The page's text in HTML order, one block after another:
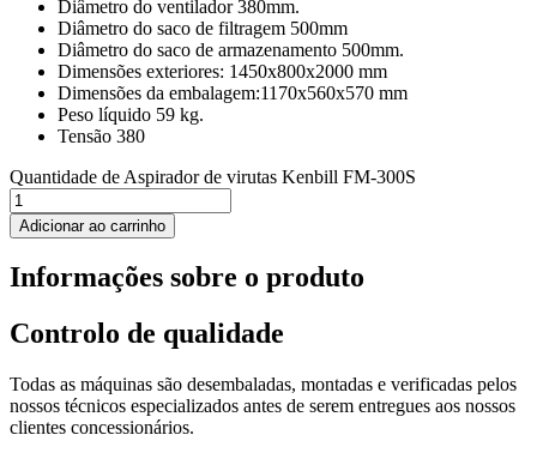
Diâmetro do ventilador 380mm.
Diâmetro do saco de filtragem 500mm
Diâmetro do saco de armazenamento 500mm.
Dimensões exteriores: 1450x800x2000 mm
Dimensões da embalagem:1170x560x570 mm
Peso líquido 59 kg.
Tensão 380
Quantidade de Aspirador de virutas Kenbill FM-300S
Adicionar ao carrinho
Informações sobre o produto
Controlo de qualidade
Todas as máquinas são desembaladas, montadas e verificadas pelos
nossos técnicos especializados antes de serem entregues aos nossos
clientes concessionários.